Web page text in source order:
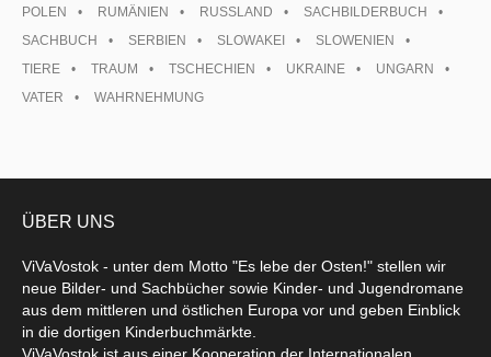
POLEN
RUMÄNIEN RUSSLAND
SACHBILDERBUCH
SACHBUCH
SERBIEN SLOWAKEI
SLOWENIEN
TIERE
TRAUM TSCHECHIEN UKRAINE
UNGARN
VATER
WAHRNEHMUNG
ÜBER UNS
ViVaVostok - unter dem Motto "Es lebe der Osten!" stellen wir
neue Bilder- und Sachbücher sowie Kinder- und Jugendromane
aus dem mittleren und östlichen Europa vor und geben Einblick
in die dortigen Kinderbuchmärkte.